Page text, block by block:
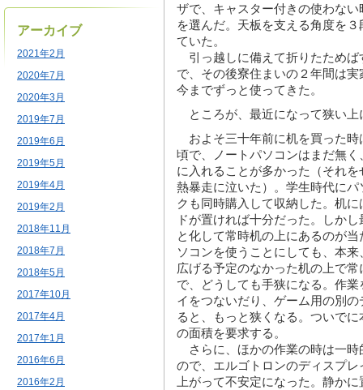
アーカイブ
2021年2月
2020年7月
2020年3月
2019年7月
2019年6月
2019年5月
2019年4月
2019年2月
2018年11月
2018年7月
2018年5月
2017年10月
2017年4月
2017年1月
2016年6月
2016年2月
ザで、キャスター付きの使わな
を選んだ。天板を支える角度を
ていた。
引っ越しに備えて折りたためば
で、その後寮住まいの２年間は
今までずっと使ってきた。
ところが、最近になって狭い上
およそ三十年前に机を買った時
頃で、ノートパソコンはまだ無
に入れることが多かった（それ
熱暴走に泣いた）。学生時代に
クも同時購入して収納した。机
ドが置ければ十分だった。しか
と化して常時机の上にあるのが
ソコンを使うことにしても、本
広げる予定のなかった机の上で
で、どうしても手狭になる。作
イをつないだり、ゲーム用の別
ると、もっと狭くなる。ついで
の面積を要求する。
さらに、ほかの作業の時は一時
ので、エルゴトロンのディスプ
上がって不安定になった。静か